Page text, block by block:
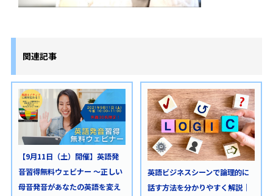
関連記事
【9月11日（土）開催】英語発
音習得無料ウェビナー ～正しい
母音発音があなたの英語を変え
英語ビジネスシーンで論理的に
話す方法を分かりやすく解説｜